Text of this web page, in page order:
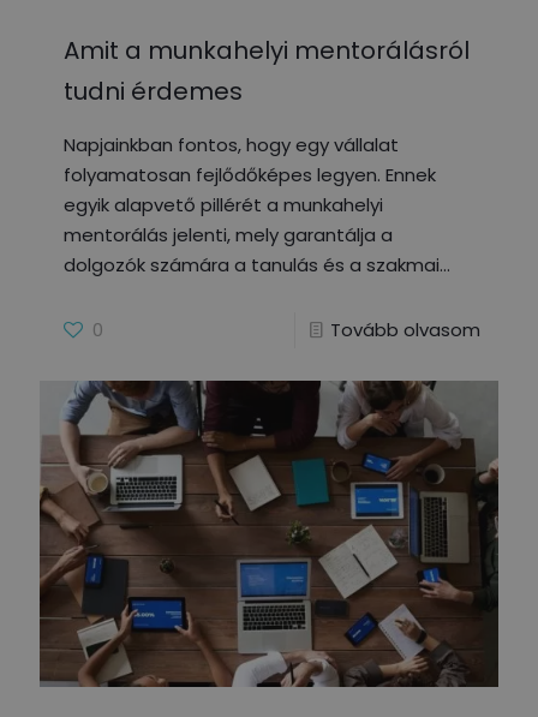
Amit a munkahelyi mentorálásról
tudni érdemes
Napjainkban fontos, hogy egy vállalat
folyamatosan fejlődőképes legyen. Ennek
egyik alapvető pillérét a munkahelyi
mentorálás jelenti, mely garantálja a
dolgozók számára a tanulás és a szakmai
0 Tovább olvasom